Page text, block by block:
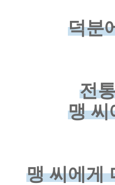
덕분
전
맹 씨
맹 씨에게